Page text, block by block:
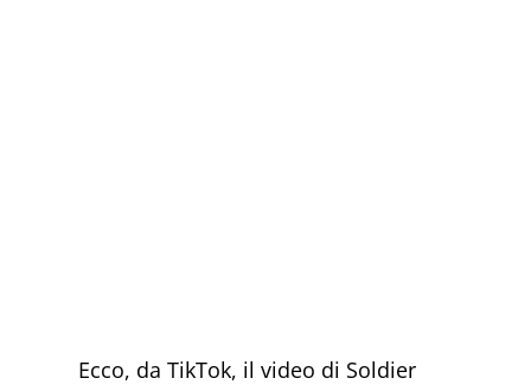
Ecco, da TikTok, il video di Soldier